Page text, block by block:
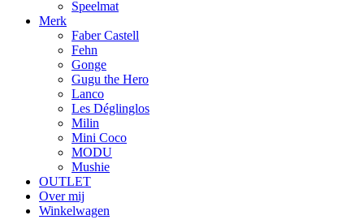
Speelmat
Merk
Faber Castell
Fehn
Gonge
Gugu the Hero
Lanco
Les Déglinglos
Milin
Mini Coco
MODU
Mushie
OUTLET
Over mij
Winkelwagen